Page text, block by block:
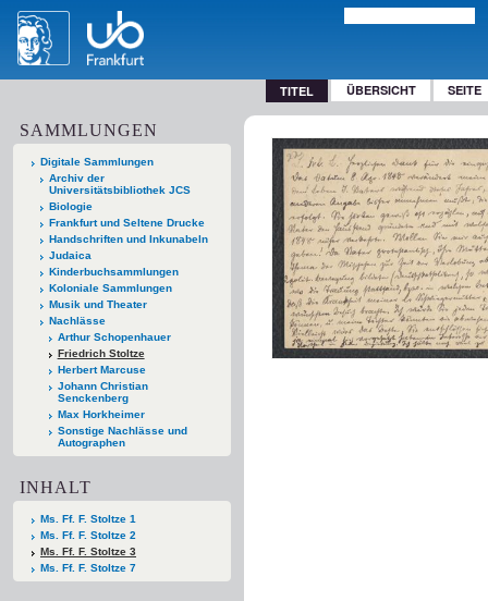
TITEL ÜBERSICHT SEITE
SAMMLUNGEN
Digitale Sammlungen
Archiv der
Universitätsbibliothek JCS
Biologie
Frankfurt und Seltene Drucke
Handschriften und Inkunabeln
Judaica
Kinderbuchsammlungen
Koloniale Sammlungen
Musik und Theater
Nachlässe
Arthur Schopenhauer
Friedrich Stoltze
Herbert Marcuse
Johann Christian
Senckenberg
Max Horkheimer
Sonstige Nachlässe und
Autographen
INHALT
Ms. Ff. F. Stoltze 1
Ms. Ff. F. Stoltze 2
Ms. Ff. F. Stoltze 3
Ms. Ff. F. Stoltze 7